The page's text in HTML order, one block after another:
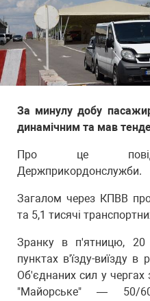
За минулу добу
динамічним та мав
Про це
Держприкордонслужби.
Загалом через КПВВ
та 5,1 тисячі
Зранку в п'ятницю, 20
пунктах в'їзду-виїзду в
Об'єднаних сил у чергах
"Майорське" — 50/